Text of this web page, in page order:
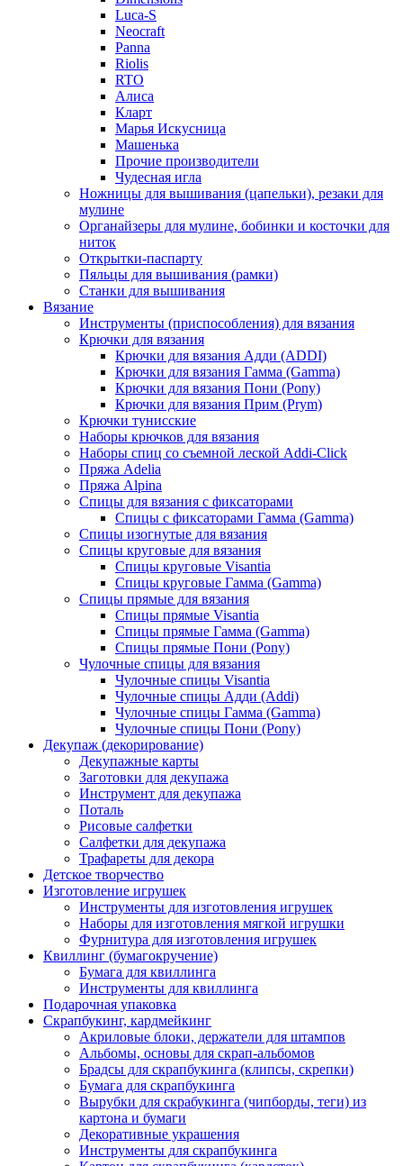
Luca-S
Neocraft
Panna
Riolis
RTO
Алиса
Кларт
Марья Искусница
Машенька
Прочие производители
Чудесная игла
Ножницы для вышивания (цапельки), резаки для
мулине
Органайзеры для мулине, бобинки и косточки для
ниток
Открытки-паспарту
Пяльцы для вышивания (рамки)
Станки для вышивания
Вязание
Инструменты (приспособления) для вязания
Крючки для вязания
Крючки для вязания Адди (ADDI)
Крючки для вязания Гамма (Gamma)
Крючки для вязания Пони (Pony)
Крючки для вязания Прим (Prym)
Крючки тунисские
Наборы крючков для вязания
Наборы спиц со съемной леской Addi-Click
Пряжа Adelia
Пряжа Alpina
Спицы для вязания с фиксаторами
Спицы с фиксаторами Гамма (Gamma)
Спицы изогнутые для вязания
Спицы круговые для вязания
Спицы круговые Visantia
Спицы круговые Гамма (Gamma)
Спицы прямые для вязания
Спицы прямые Visantia
Спицы прямые Гамма (Gamma)
Спицы прямые Пони (Pony)
Чулочные спицы для вязания
Чулочные спицы Visantia
Чулочные спицы Адди (Addi)
Чулочные спицы Гамма (Gamma)
Чулочные спицы Пони (Pony)
Декупаж (декорирование)
Декупажные карты
Заготовки для декупажа
Инструмент для декупажа
Поталь
Рисовые салфетки
Салфетки для декупажа
Трафареты для декора
Детское творчество
Изготовление игрушек
Инструменты для изготовления игрушек
Наборы для изготовления мягкой игрушки
Фурнитура для изготовления игрушек
Квиллинг (бумагокручение)
Бумага для квиллинга
Инструменты для квиллинга
Подарочная упаковка
Скрапбукинг, кардмейкинг
Акриловые блоки, держатели для штампов
Альбомы, основы для скрап-альбомов
Брадсы для скрапбукинга (клипсы, скрепки)
Бумага для скрапбукинга
Вырубки для скрабукинга (чипборды, теги) из
картона и бумаги
Декоративные украшения
Инструменты для скрапбукинга